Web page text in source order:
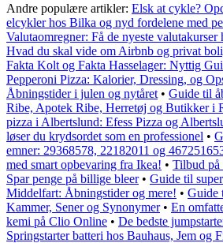
Andre populære artikler: Elsk at cykle?
elcykler hos Bilka og nyd fordelene med
Valutaomregner: Få de nyeste valutakurser
Hvad du skal vide om Airbnb og privat
Fakta Kolt og Fakta Hasselager: Nyttig
Pepperoni Pizza: Kalorier, Dressing, og
Åbningstider i julen og nytåret • Guide til
Ribe, Apotek Ribe, Herretøj og Butikker i
pizza i Albertslund: Efess Pizza og
løser du krydsordet som en professionel •
emner: 29368578, 22182011 og
med smart opbevaring fra Ikea! • Tilbud
Spar penge på billige bleer• Guide til
Middelfart: Åbningstider og mere! • Guide
Kammer, Sener og Synonymer• En
kemi på Clio Online • De bedste
Springstarter batteri hos Bauhaus, Jem og